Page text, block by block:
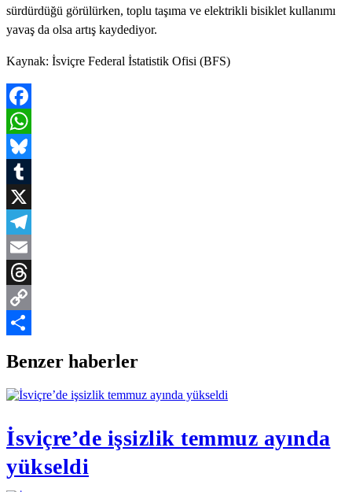
sürdürdüğü görülürken, toplu taşıma ve elektrikli bisiklet kullanımı
yavaş da olsa artış kaydediyor.
Kaynak: İsviçre Federal İstatistik Ofisi (BFS)
Facebook
WhatsApp
Bluesky
Tumblr
X
Telegram
Email
Threads
Copy
Benzer haberler
İsviçre’de işsizlik temmuz ayında
yükseldi